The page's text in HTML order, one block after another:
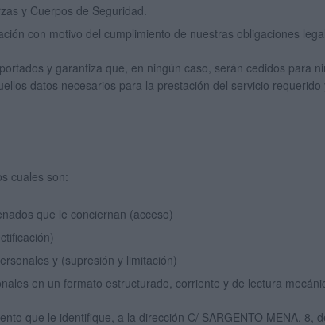
y Cuerpos de Seguridad.
con motivo del cumplimiento de nuestras obligaciones
y garantiza que, en ningún caso, serán cedidos para
datos necesarios para la prestación del servicio
cuales son:
que le conciernan (acceso)
y (supresión y limitación)
en un formato estructurado, corriente y de lectura
que le identifique, a la dirección C/ SARGENTO MENA, 8,